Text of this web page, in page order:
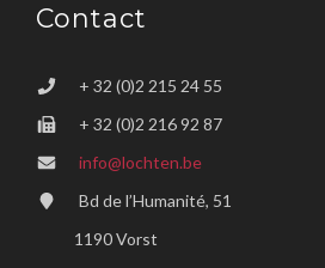
Contact
+ 32 (0)2 215 24 55
+ 32 (0)2 216 92 87
info@lochten.be
Bd de l’Humanité, 51
1190 Vorst